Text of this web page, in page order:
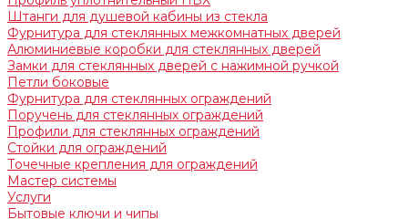
Штанги для душевой кабины из стекла
Фурнитура для стеклянных межкомнатных дверей
Алюминиевые коробки для стеклянных дверей
Замки для стеклянных дверей с нажимной ручкой
Петли боковые
Фурнитура для стеклянных ограждений
Поручень для стеклянных ограждений
Профили для стеклянных ограждений
Стойки для ограждений
Точечные крепления для ограждений
Мастер системы
Услуги
Бытовые ключи и чипы